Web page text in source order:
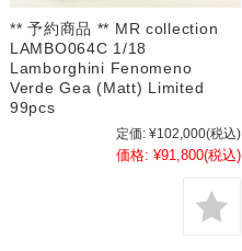
** 予約商品 ** MR collection
LAMBO064C 1/18
Lamborghini Fenomeno
Verde Gea (Matt) Limited
99pcs
定価: ¥102,000(税込)
価格: ¥91,800(税込)